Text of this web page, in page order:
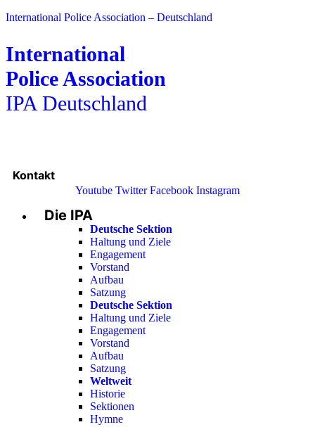
International Police Association – Deutschland
International
Police Association
IPA Deutschland
Kontakt
Youtube Twitter Facebook Instagram
Menu
Die IPA
Deutsche Sektion
Haltung und Ziele
Engagement
Vorstand
Aufbau
Satzung
Deutsche Sektion
Haltung und Ziele
Engagement
Vorstand
Aufbau
Satzung
Weltweit
Historie
Sektionen
Hymne